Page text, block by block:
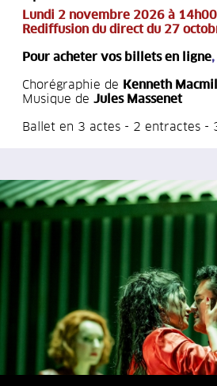
Lundi 2 novembre 2026 à
Rediffusion du direct du 27
Pour acheter vos billets en ligne,
Chorégraphie de
Kenneth
Musique de Jules Massenet
Ballet en 3 actes - 2 entractes -